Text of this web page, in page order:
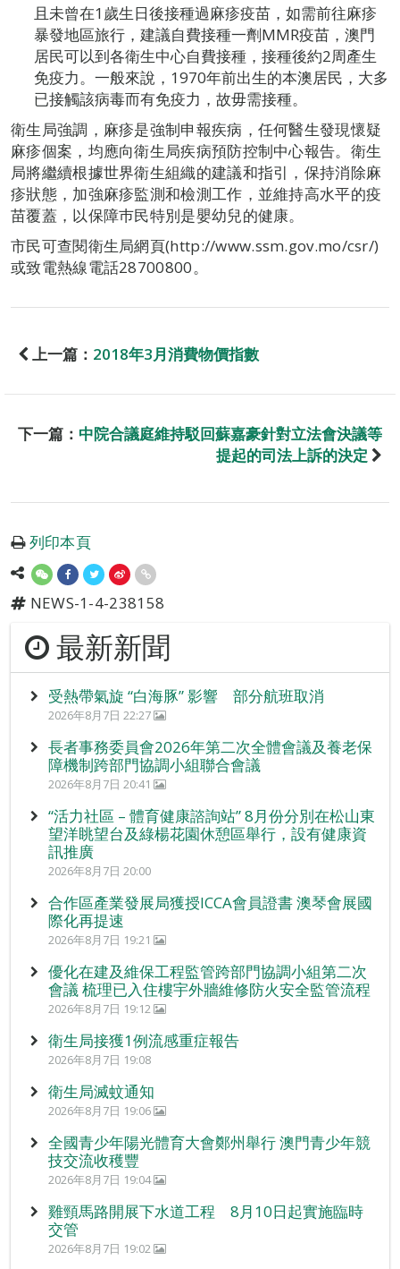
且未曾在1歲生日後接種過麻疹疫苗，如需前往麻疹
暴發地區旅行，建議自費接種一劑MMR疫苗，澳門
居民可以到各衛生中心自費接種，接種後約2周產生
免疫力。一般來說，1970年前出生的本澳居民，大多
已接觸該病毒而有免疫力，故毋需接種。
衛生局強調，麻疹是強制申報疾病，任何醫生發現懷疑
麻疹個案，均應向衛生局疾病預防控制中心報告。衛生
局將繼續根據世界衛生組織的建議和指引，保持消除麻
疹狀態，加強麻疹監測和檢測工作，並維持高水平的疫
苗覆蓋，以保障巿民特別是嬰幼兒的健康。
市民可查閱衛生局網頁(http://www.ssm.gov.mo/csr/)
或致電熱線電話28700800。
上一篇： 2018年3月消費物價指數
下一篇： 中院合議庭維持駁回蘇嘉豪針對立法會決議等
提起的司法上訴的決定
列印本頁
NEWS-1-4-238158
最新新聞
受熱帶氣旋 “白海豚” 影響 部分航班取消
2026年8月7日 22:27
長者事務委員會2026年第二次全體會議及養老保
障機制跨部門協調小組聯合會議
2026年8月7日 20:41
“活力社區 – 體育健康諮詢站” 8月份分別在松山東
望洋眺望台及綠楊花園休憩區舉行，設有健康資
訊推廣
2026年8月7日 20:00
合作區產業發展局獲授ICCA會員證書 澳琴會展國
際化再提速
2026年8月7日 19:21
優化在建及維保工程監管跨部門協調小組第二次
會議 梳理已入住樓宇外牆維修防火安全監管流程
2026年8月7日 19:12
衛生局接獲1例流感重症報告
2026年8月7日 19:08
衛生局滅蚊通知
2026年8月7日 19:06
全國青少年陽光體育大會鄭州舉行 澳門青少年競
技交流收穫豐
2026年8月7日 19:04
雞頸馬路開展下水道工程 8月10日起實施臨時
交管
2026年8月7日 19:02